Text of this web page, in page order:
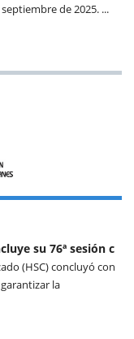
de 2025. ...
su 76ª sesión c
(HSC) concluyó con
la